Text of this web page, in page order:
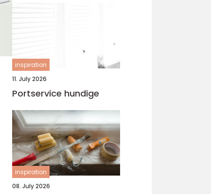
inspiration
11. July 2026
Portservice hundige
inspiration
08. July 2026